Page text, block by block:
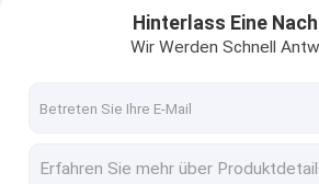
Schmiedeeisen-Tür-Einsätze
Vorhänge zwischen Glas
Hinterlass Eine
Wir Werden Schnell